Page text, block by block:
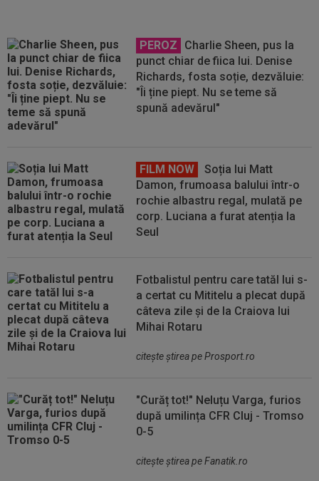
PEROZ
Charlie Sheen, pus la
punct chiar de fiica lui. Denise
Richards, fosta soție, dezvăluie:
"Îi ține piept. Nu se teme să
spună adevărul"
FILM NOW
Soția lui Matt
Damon, frumoasa balului într-o
rochie albastru regal, mulată pe
corp. Luciana a furat atenția la
Seul
Fotbalistul pentru care tatăl lui s-
a certat cu Mititelu a plecat după
câteva zile și de la Craiova lui
Mihai Rotaru
citeşte ştirea pe Prosport.ro
"Curăț tot!" Neluțu Varga, furios
după umilința CFR Cluj - Tromso
0-5
citeşte ştirea pe Fanatik.ro